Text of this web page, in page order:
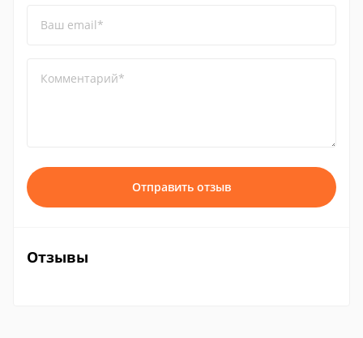
Ваш email*
Комментарий*
Отправить отзыв
Отзывы